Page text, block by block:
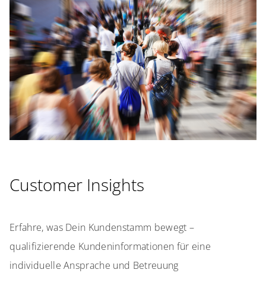
Customer Insights
Erfahre, was Dein Kundenstamm bewegt –
qualifizierende Kundeninformationen für eine
individuelle Ansprache und Betreuung